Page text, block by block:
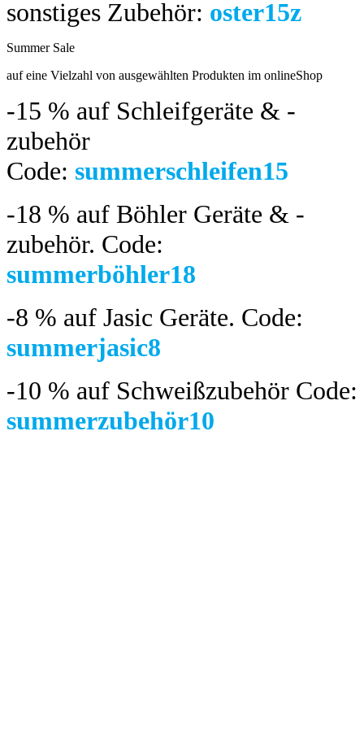
sonstiges Zubehör: oster15z
Summer Sale
auf eine Vielzahl von ausgewählten Produkten im onlineShop
-15 % auf Schleifgeräte & -
zubehör
Code: summerschleifen15
-18 % auf Böhler Geräte & -
zubehör. Code:
summerböhler18
-8 % auf Jasic Geräte. Code:
summerjasic8
-10 % auf Schweißzubehör Code:
summerzubehör10